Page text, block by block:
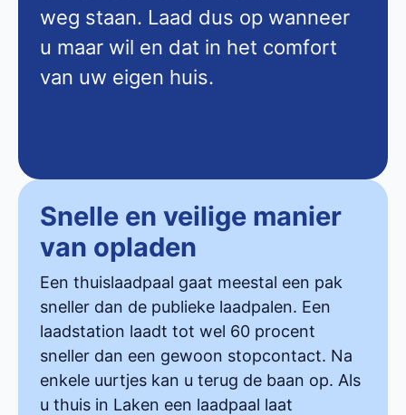
weg staan. Laad dus op wanneer
u maar wil en dat in het comfort
van uw eigen huis.
Snelle en veilige manier
van opladen
Een thuislaadpaal gaat meestal een pak
sneller dan de publieke laadpalen. Een
laadstation laadt tot wel 60 procent
sneller dan een gewoon stopcontact. Na
enkele uurtjes kan u terug de baan op. Als
u thuis in Laken een laadpaal laat